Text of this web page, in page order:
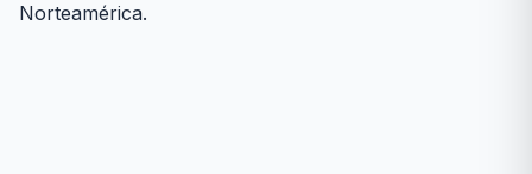
Norteamérica.